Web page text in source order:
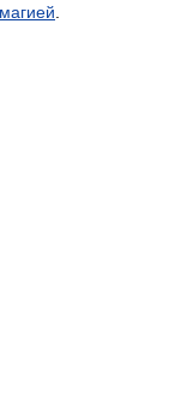
магией